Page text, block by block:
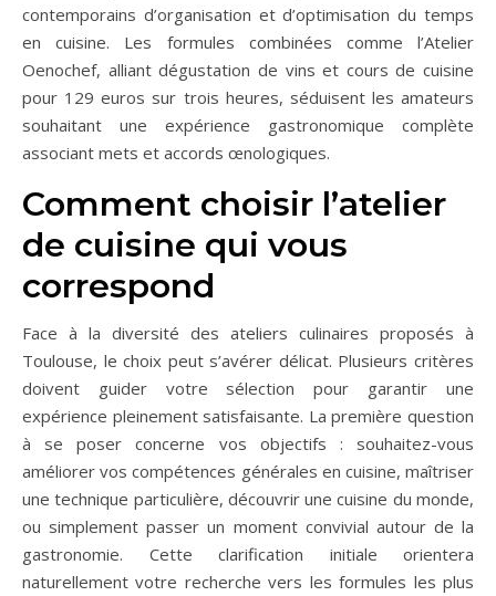
contemporains d’organisation et d’optimisation du temps
en cuisine. Les formules combinées comme l’Atelier
Oenochef, alliant dégustation de vins et cours de cuisine
pour 129 euros sur trois heures, séduisent les amateurs
souhaitant une expérience gastronomique complète
associant mets et accords œnologiques.
Comment choisir l’atelier
de cuisine qui vous
correspond
Face à la diversité des ateliers culinaires proposés à
Toulouse, le choix peut s’avérer délicat. Plusieurs critères
doivent guider votre sélection pour garantir une
expérience pleinement satisfaisante. La première question
à se poser concerne vos objectifs : souhaitez-vous
améliorer vos compétences générales en cuisine, maîtriser
une technique particulière, découvrir une cuisine du monde,
ou simplement passer un moment convivial autour de la
gastronomie. Cette clarification initiale orientera
naturellement votre recherche vers les formules les plus